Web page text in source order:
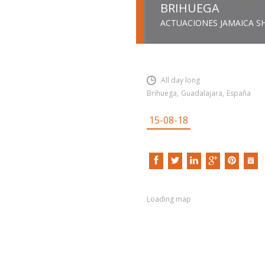
BRIHUEGA
ACTUACIONES JAMAICA
All day long
Brihuega, Guadalajara, España
15-08-18
Loading map